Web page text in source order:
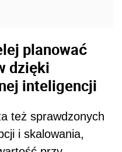
planować
dzięki
inteligencji
też sprawdzonych
i skalowania,